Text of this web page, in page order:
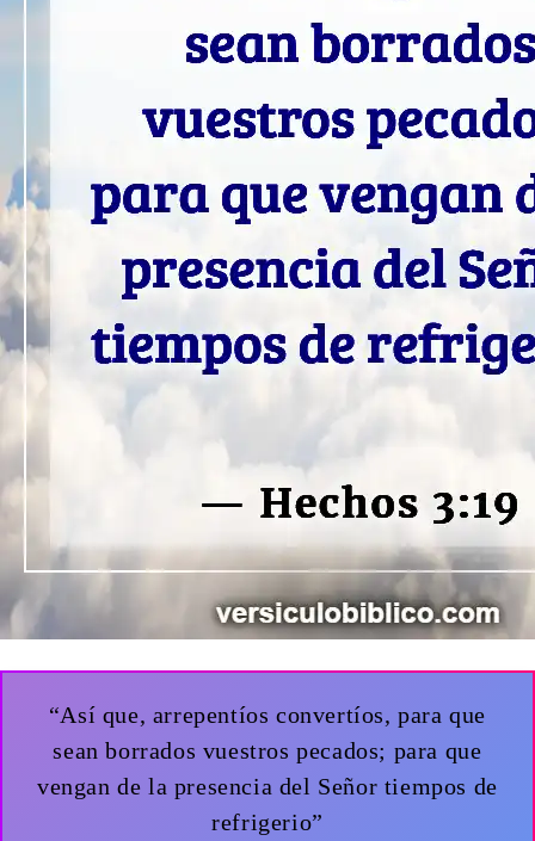
“Así que, arrepentíos convertíos, para que
sean borrados vuestros pecados; para que
vengan de la presencia del Señor tiempos de
refrigerio”